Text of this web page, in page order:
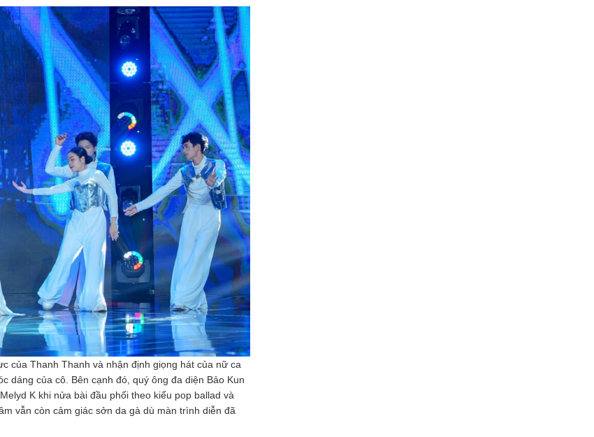
của Thanh Thanh và nhận định giọng hát của nữ ca
dáng của cô. Bên cạnh đó, quý ông đa diện Bảo Kun
K khi nửa bài đầu phối theo kiểu pop ballad và
vẫn còn cảm giác sởn da gà dù màn trình diễn đã